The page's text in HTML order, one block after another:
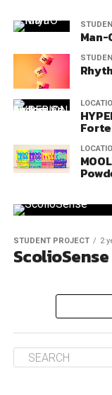
Man-
STUDENT PROJECT 2
ScolioSense